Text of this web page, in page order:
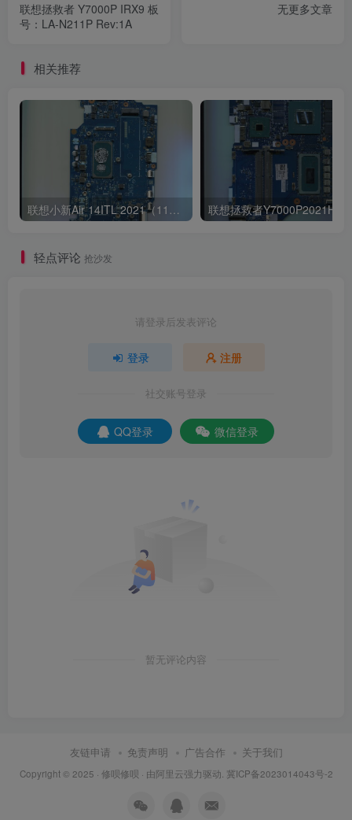
联想拯救者 Y7000P IRX9 板
号：LA-N211P Rev:1A
无更多文章
相关推荐
联想小新Air 14ITL 2021（11代i5 集显）版号：LA-K321P Rev:1B
轻点评论 抢沙发
请登录后发表评论
登录 注册
社交账号登录
QQ登录 微信登录
暂无评论内容
友链申请 免责声明 广告合作 关于我们
Copyright © 2025 · 修呗修呗 · 由阿里云强力驱动. 冀ICP备2023014043号-2